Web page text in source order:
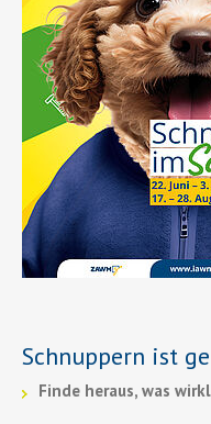
Schnuppern ist
Finde heraus, was